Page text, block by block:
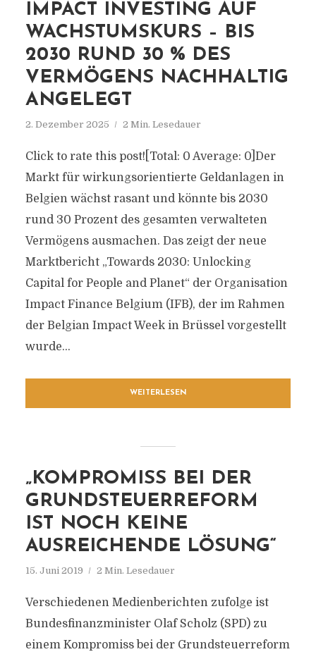
IMPACT INVESTING AUF
WACHSTUMSKURS – BIS
2030 RUND 30 % DES
VERMÖGENS NACHHALTIG
ANGELEGT
2. Dezember 2025 2 Min. Lesedauer
Click to rate this post![Total: 0 Average: 0]Der
Markt für wirkungsorientierte Geldanlagen in
Belgien wächst rasant und könnte bis 2030
rund 30 Prozent des gesamten verwalteten
Vermögens ausmachen. Das zeigt der neue
Marktbericht „Towards 2030: Unlocking
Capital for People and Planet“ der Organisation
Impact Finance Belgium (IFB), der im Rahmen
der Belgian Impact Week in Brüssel vorgestellt
wurde...
WEITERLESEN
„KOMPROMISS BEI DER
GRUNDSTEUERREFORM
IST NOCH KEINE
AUSREICHENDE LÖSUNG“
15. Juni 2019 2 Min. Lesedauer
Verschiedenen Medienberichten zufolge ist
Bundesfinanzminister Olaf Scholz (SPD) zu
einem Kompromiss bei der Grundsteuerreform